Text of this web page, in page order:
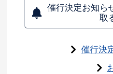
催行決定お知ら
取
催行決